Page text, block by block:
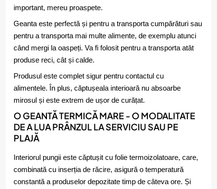
important, mereu proaspete.
Geanta este perfectă și pentru a transporta cumpărături sau
pentru a transporta mai multe alimente, de exemplu atunci
când mergi la oaspeți. Va fi folosit pentru a transporta atât
produse reci, cât și calde.
Produsul este complet sigur pentru contactul cu
alimentele. În plus, căptușeala interioară nu absoarbe
mirosul și este extrem de ușor de curățat.
O GEANTĂ TERMICĂ MARE - O MODALITATE
DE A LUA PRÂNZUL LA SERVICIU SAU PE
PLAJĂ
Interiorul pungii este căptușit cu folie termoizolatoare, care,
combinată cu inserția de răcire, asigură o temperatură
constantă a produselor depozitate timp de câteva ore. Și